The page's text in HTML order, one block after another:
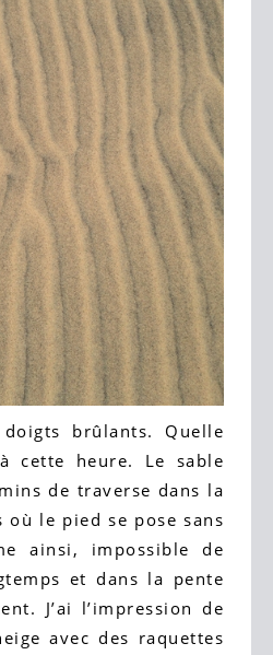
brûlants. Quelle
cette heure. Le sable
de traverse dans la
où le pied se pose sans
ainsi, impossible de
et dans la pente
J’ai l’impression de
avec des raquettes